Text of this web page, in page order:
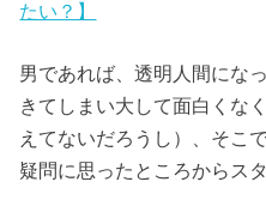
たい？】
男であれば、透明人間にな
きてしまい大して面白くな
えてないだろうし）、そこ
疑問に思ったところからス